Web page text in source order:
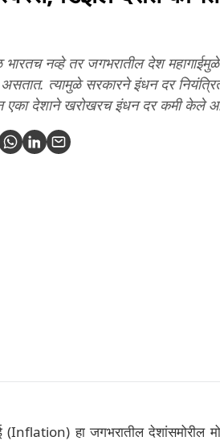
नव्हे तर जगभरातील देश
त्यामुळे सरकारने इंधन दर
एका देशाने खरोखरच इंधन दर कमी केले
(Inflation) हा जगभरातील देशांसमोरील